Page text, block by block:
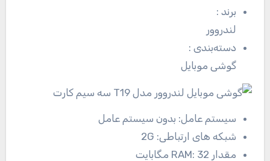
برند:
لندروور
دسته‌بندی:
گوشی موبایل
سیستم عامل: بدون سیستم عامل
شبکه های ارتباطی: 2G
مقدار RAM: 32 مگابایت